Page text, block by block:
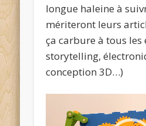
longue haleine à
mériteront leurs
ça carbure à tous les
storytelling,
conception 3D…)
vidéo